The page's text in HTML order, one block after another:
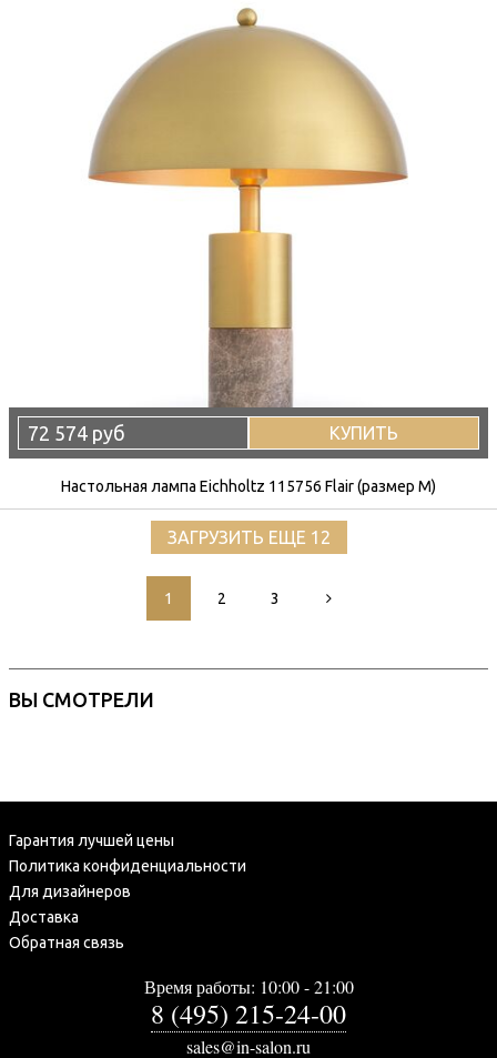
72 574 руб КУПИТЬ
Настольная лампа Eichholtz 115756 Flair (размер M)
ЗАГРУЗИТЬ ЕЩЕ 12
1 2 3
ВЫ СМОТРЕЛИ
Гарантия лучшей цены
Политика конфиденциальности
Для дизайнеров
Доставка
Обратная связь
Время работы: 10:00 - 21:00
8 (495) 215-24-00
sales@in-salon.ru